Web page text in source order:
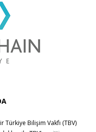
Türkiye Bilişim Vakfı (TBV)